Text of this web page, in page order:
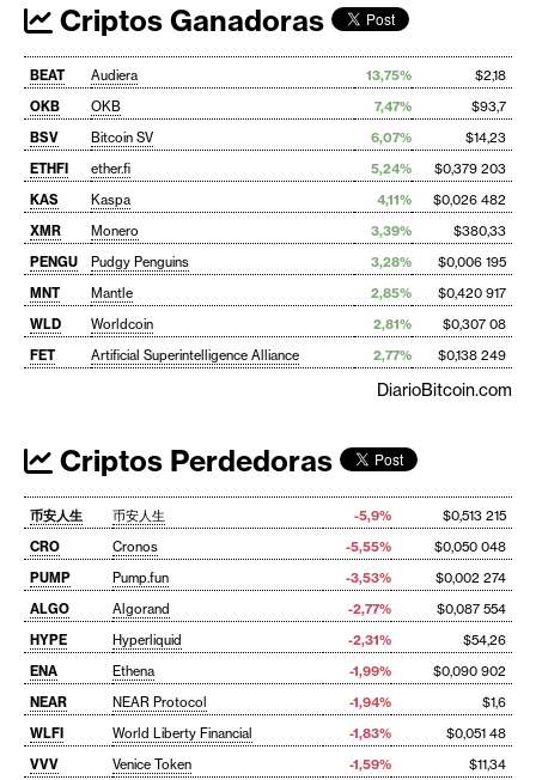
Criptos Ganadoras
BEAT Audiera 13,75%
$2,18
OKB
OKB 7,47%
$93,7
BSV
Bitcoin SV 6,07%
$14,23
ETHFI
ether.fi 5,24%
$0,379 203
KAS
Kaspa 4,11%
$0,026 482
XMR
Monero 3,39%
$380,33
PENGU
Pudgy Penguins 3,28%
$0,006 195
MNT
Mantle 2,85%
$0,420 917
WLD
Worldcoin 2,81%
$0,307 08
FET
Artificial Superintelligence Alliance 2,77% $0,138 249
DiarioBitcoin.com
Criptos Perdedoras
币安人生 币安人生 -5,9%
$0,513 215
CRO
Cronos -5,55%
$0,050 048
PUMP
Pump.fun -3,53%
$0,002 274
ALGO
Algorand -2,77%
$0,087 554
HYPE
Hyperliquid -2,31%
$54,26
ENA
Ethena -1,99%
$0,090 902
NEAR
NEAR Protocol -1,94%
$1,6
WLFI
World Liberty Financial -1,83%
$0,051 48
VVV
Venice Token -1,59%
$11,34